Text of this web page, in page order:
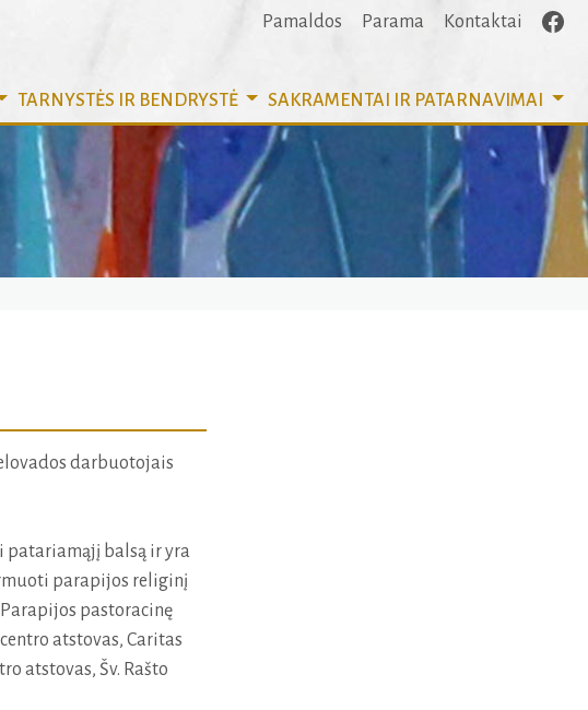
TARNYSTĖS IR BENDRYSTĖ SAKRAMENTAI IR PATARNAVIMAI
Pamaldos Parama Kontaktai
darbuotojais
patariamąjį balsą ir yra
parapijos religinį
pastoracinę
atstovas, Caritas
atstovas, Šv. Rašto